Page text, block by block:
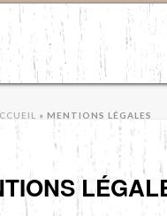
» MENTIONS LÉGALES